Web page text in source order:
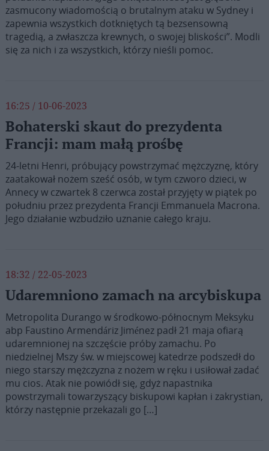
zasmucony wiadomością o brutalnym ataku w Sydney i
zapewnia wszystkich dotkniętych tą bezsensowną
tragedią, a zwłaszcza krewnych, o swojej bliskości”. Modli
się za nich i za wszystkich, którzy nieśli pomoc.
16:25 / 10-06-2023
Bohaterski skaut do prezydenta
Francji: mam małą prośbę
24-letni Henri, próbujący powstrzymać mężczyznę, który
zaatakował nożem sześć osób, w tym czworo dzieci, w
Annecy w czwartek 8 czerwca został przyjęty w piątek po
południu przez prezydenta Francji Emmanuela Macrona.
Jego działanie wzbudziło uznanie całego kraju.
18:32 / 22-05-2023
Udaremniono zamach na arcybiskupa
Metropolita Durango w środkowo-północnym Meksyku
abp Faustino Armendáriz Jiménez padł 21 maja ofiarą
udaremnionej na szczęście próby zamachu. Po
niedzielnej Mszy św. w miejscowej katedrze podszedł do
niego starszy mężczyzna z nożem w ręku i usiłował zadać
mu cios. Atak nie powiódł się, gdyż napastnika
powstrzymali towarzyszący biskupowi kapłan i zakrystian,
którzy następnie przekazali go […]